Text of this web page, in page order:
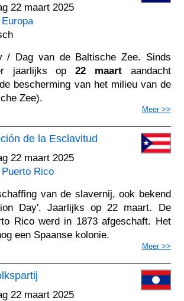
22 maart 2025
Europa
/ Dag van de Baltische Zee. Sinds
jaarlijks op22 maartaandacht
bescherming van het milieu van de
Zee).
Meer >>
de la Esclavitud
22 maart 2025
Puerto Rico
van de slavernij, ook bekend
Day'. Jaarlijks op 22 maart. De
Rico werd in 1873 afgeschaft. Het
een Spaanse kolonie.
Meer >>
22 maart 2025